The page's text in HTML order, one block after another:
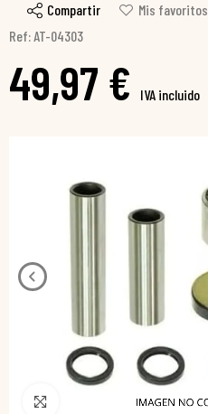
Compartir
Mis favoritos
Ref: AT-04303
49,97 € IVA incluido
Pincha para agrandar